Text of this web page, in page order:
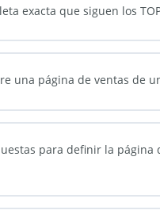
exacta que siguen los
una página de ventas de
para definir la página